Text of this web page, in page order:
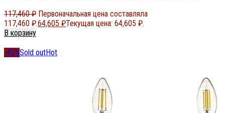
117,460₽ Первоначальная цена составляла
117,460 ₽.64,605 ₽Текущая цена: 64,605 ₽.
В корзину
-45%Sold outHot